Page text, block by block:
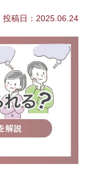
投稿日：2025.06.24